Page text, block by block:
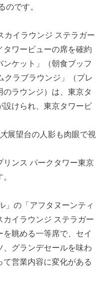
のです。
カイラウンジ ステラガー
ワービューの席を確約
ケット」（朝食ブッフ
クラブラウンジ」（プレ
のラウンジ）は、東京タ
設けられ、東京タワービ
大展望台の人影も肉眼で視
リンス パークタワー東京
」の「アフタヌーンティ
イラウンジ ステラガー
眺める一等席で、セイ
グランデセールを味わ
て営業内容に変化がある